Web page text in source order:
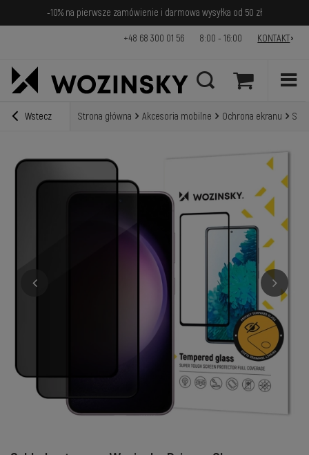
-10% na pierwsze zamówienie i darmowa wysyłka od 50 zł
+48 68 300 01 56 8:00 - 16:00 KONTAKT
Wstecz Strona główna Akcesoria mobilne Ochrona ekranu